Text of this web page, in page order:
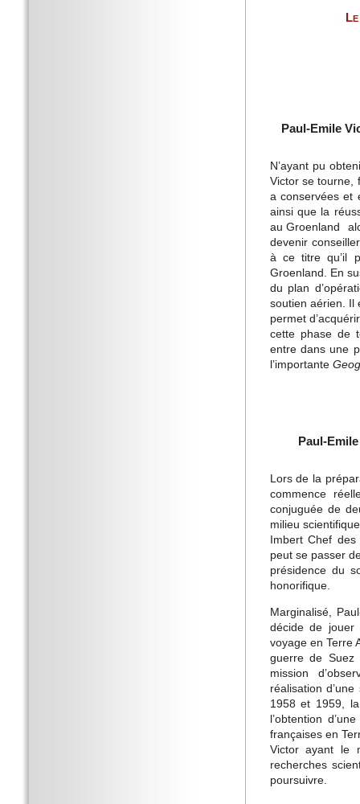
Paul-Emile
N’ayant pu
Victor se tourne,
a conservées et
ainsi que la
au Groenland
devenir
à ce titre qu’il
Groenland. En
du plan
soutien aérien. Il
permet
cette phase de
entre dans une
l’importante
Paul-
Lors de la
commence
conjuguée de
milieu
Imbert Chef
peut se passer
présidence du
honorifique.
Marginalisé,
décide de jouer
voyage en Terre
guerre de Suez
mission
réalisation
1958 et 1959,
l’obtention
françaises en
Victor ayant le
recherches
poursuivre.